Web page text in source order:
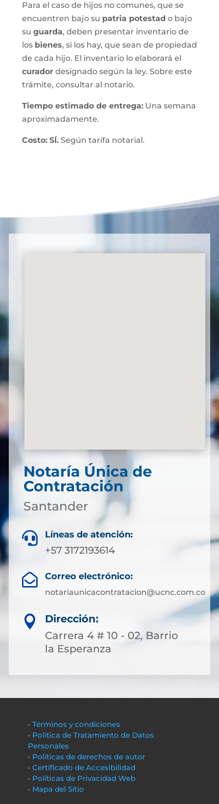
Para el caso de hijos no comunes, que se
encuentren bajo su patria potestad o bajo
su guarda, deben presentar inventario de
los bienes, si los hay, que sean de propiedad
de cada hijo. El inventario lo elaborará el
curadordesignado según la ley. Sobre este
trámite, consultar al notario.
Tiempo estimado de entrega:Una semana
aproximadamente.
Costo: SÍ.Según tarifa notarial.
Notaría Única de
Contratación
Santander
 Líneas de atención:
+57 3172193614
 Correo electrónico:
notariaunicacontratacion@ucnc.com.co

Dirección:
Carrera 4 # 10 - 02, Barrio
la Esperanza
• Términos y condiciones
• Política de Tratamiento de Datos
Personales
• Políticas de derechos de autor
• Certificado de Accesibilidad
• Políticas de Privacidad Web
• Mapa del Sitio